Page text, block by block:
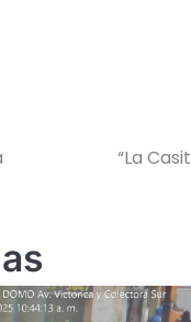
“La